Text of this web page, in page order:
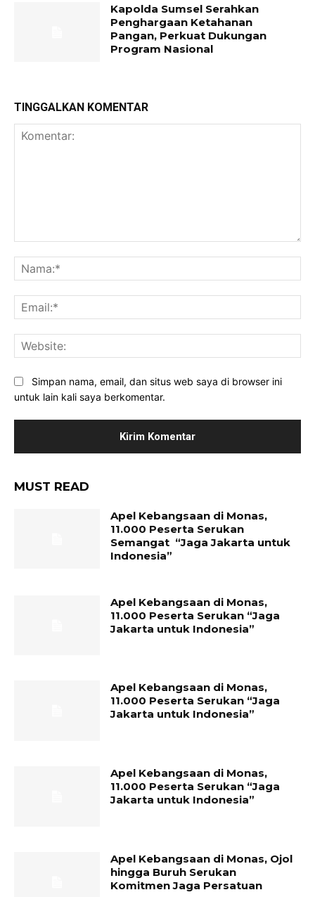
Kapolda Sumsel Serahkan
Penghargaan Ketahanan
Pangan, Perkuat Dukungan
Program Nasional
TINGGALKAN KOMENTAR
Simpan nama, email, dan situs web saya di browser ini
untuk lain kali saya berkomentar.
MUST READ
Apel Kebangsaan di Monas,
11.000 Peserta Serukan
Semangat “Jaga Jakarta untuk
Indonesia”
Apel Kebangsaan di Monas,
11.000 Peserta Serukan “Jaga
Jakarta untuk Indonesia”
Apel Kebangsaan di Monas,
11.000 Peserta Serukan “Jaga
Jakarta untuk Indonesia”
Apel Kebangsaan di Monas,
11.000 Peserta Serukan “Jaga
Jakarta untuk Indonesia”
Apel Kebangsaan di Monas, Ojol
hingga Buruh Serukan
Komitmen Jaga Persatuan